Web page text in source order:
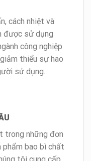
cách nhiệt và
được sử dụng
công nghiệp
thiểu sự hao
sử dụng.
trong những đơn
phẩm bao bì chất